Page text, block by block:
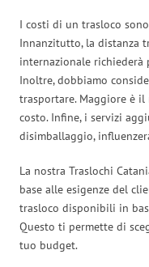
I costi di un trasloco
Innanzitutto, la distanza
internazionale richiederà
Inoltre, dobbiamo
trasportare. Maggiore è
costo. Infine, i servizi
disimballaggio,
La nostra Traslochi
base alle esigenze del
trasloco disponibili in
Questo ti permette di
tuo budget.